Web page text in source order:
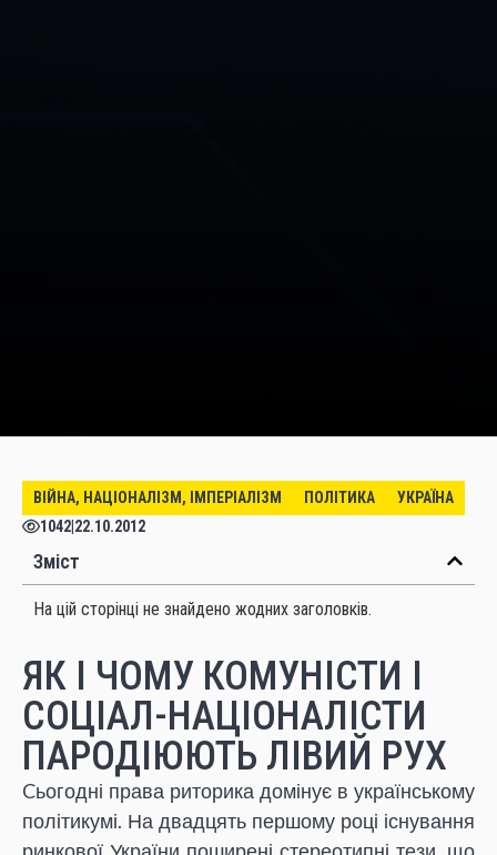
ВІЙНА, НАЦІОНАЛІЗМ, ІМПЕРІАЛІЗМ ПОЛІТИКА
УКРАЇНА
1042 22.10.2012
Зміст
На цій сторінці не знайдено жодних заголовків.
ЯК І ЧОМУ КОМУНІСТИ І
СОЦІАЛ-НАЦІОНАЛІСТИ
ПАРОДІЮЮТЬ ЛІВИЙ РУХ
Cьогодні права риторика домінує в українському
політикумі. На двадцять першому році існування